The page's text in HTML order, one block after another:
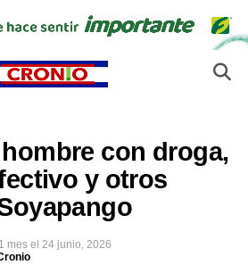
con droga,
y otros
mes el 24 junio, 2026